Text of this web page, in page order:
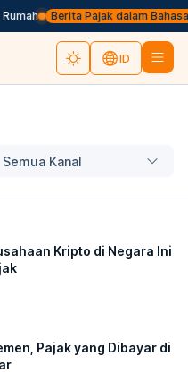
Berita Pajak dalam Bahasa
ID
Semua Kanal
Kripto di Negara Ini
Pajak yang Dibayar di